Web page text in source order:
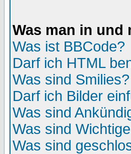
Was man in und
Was ist BBCode?
Darf ich HTML
Was sind Smilies?
Darf ich Bilder
Was sind
Was sind
Was sind